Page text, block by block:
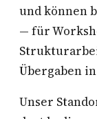
und können
— für
Übergaben
Unser